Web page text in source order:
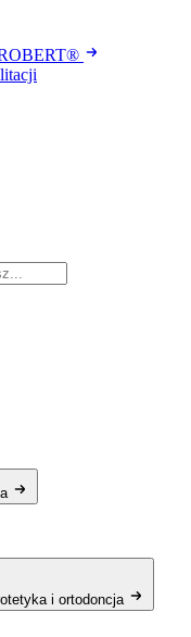
i ortodoncja